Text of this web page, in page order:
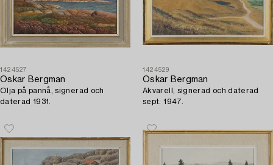
1424527
Oskar Bergman
Olja på pannå, signerad och
daterad 1931.
1424529
Oskar Bergman
Akvarell, signerad och daterad
sept. 1947.